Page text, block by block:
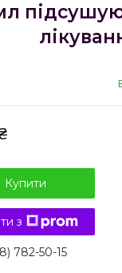
Купити
з
782-50-15